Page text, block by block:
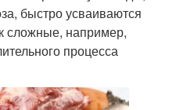
быстро усваиваются
сложные, например,
процесса